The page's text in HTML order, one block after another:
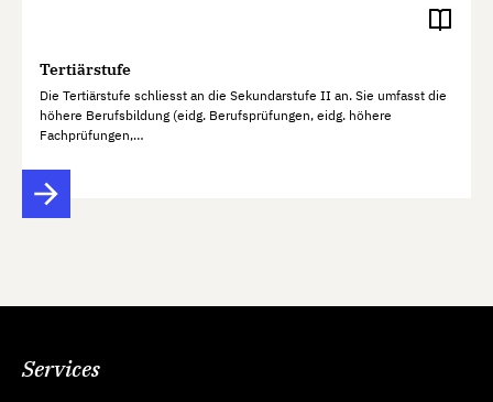
Tertiärstufe
Die Tertiärstufe schliesst an die Sekundarstufe II an. Sie umfasst die
höhere Berufsbildung (eidg. Berufsprüfungen, eidg. höhere
Fachprüfungen,…
Services